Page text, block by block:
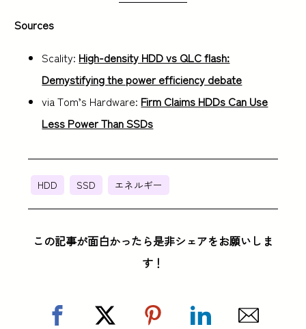
Sources
Scality: High-density HDD vs QLC flash:
Demystifying the power efficiency debate
via Tom’s Hardware: Firm Claims HDDs Can Use
Less Power Than SSDs
HDD SSD エネルギー
この記事が面白かったら是非シェアをお願いしま
す！